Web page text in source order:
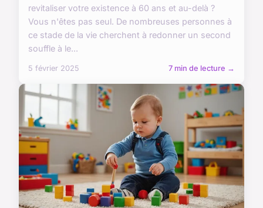
revitaliser votre existence à 60 ans et au-delà ?
Vous n'êtes pas seul. De nombreuses personnes à
ce stade de la vie cherchent à redonner un second
souffle à le...
5 février 2025 7 min de lecture →